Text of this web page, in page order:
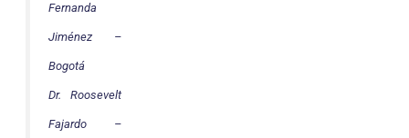
Fernanda
Jiménez –
Bogotá
Dr. Roosevelt
Fajardo –